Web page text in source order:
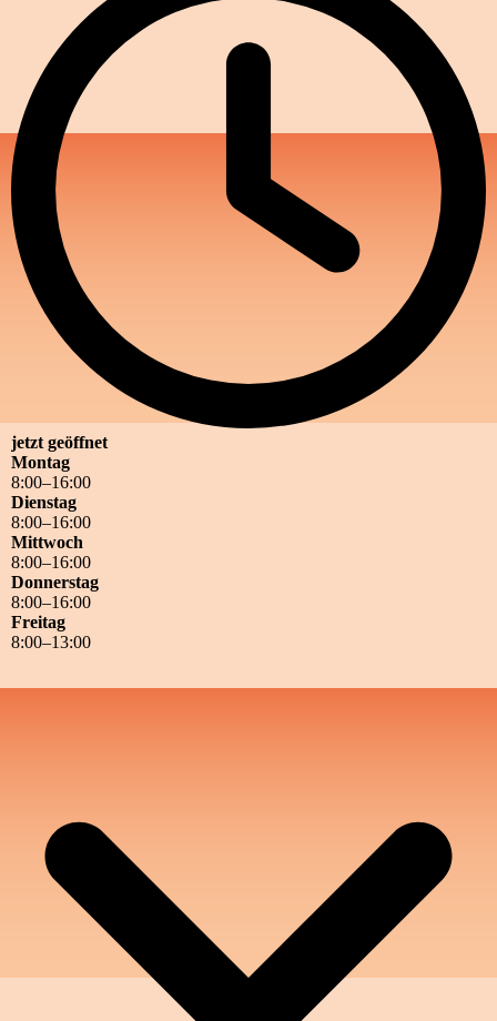
jetzt geöffnet
Montag
8:00–16:00
Dienstag
8:00–16:00
Mittwoch
8:00–16:00
Donnerstag
8:00–16:00
Freitag
8:00–13:00